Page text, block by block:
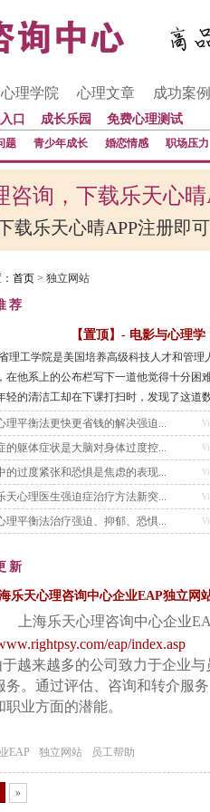
心理学院 心理文章 成功案例
口 成长乐园 免费心理测试
题 青少年成长 婚恋情感 职场压力
询，下载乐天心
载乐天心晴APP注册即
首页 > 独立网站
荐
【置顶】- 电影与心理
理工学院是美国培养高级科技人才和管
在他系上的公布栏写下一道他觉得十分困
轻的清洁工却在下课打扫时，发现了这道
了另一道更难的题目，要找出这个数学天才
理平衡法更快更省钱的解决强迫...
的躯体症状是大脑对身体过度控...
的过度紧张和恐惧是焦虑的表现...
天心理医生强迫症治疗方法新突...
理平衡法治疗强迫、抑郁、恐惧...
新
乐天心理咨询中心企业EAP独立网
上海乐天心理咨询中心企业
eap/index.asp
于越来越多的公司致力于企业与
务。通过评估、咨询和转介服
职业方面的潜能。
EAP 独立网站 员工帮助
»